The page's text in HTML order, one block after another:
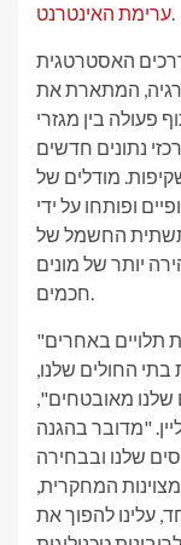
ערימת האינטרנט.
האסטרטגית
המתארת ​​את
פעולה בין מגזרי
נתונים חדשים
מודלים של
ופותחו על ידי
תשתית החשמל של
יותר של מונים
חכמים.
"אנחנו לא יכולים להרשות לעצמנו להיות תלויים באחרים
בתי החולים שלנו,
שלנו מאובטחים",
"מדובר בהגנה
שלנו ובבחירה
המחקרית,
עלינו להפוך את